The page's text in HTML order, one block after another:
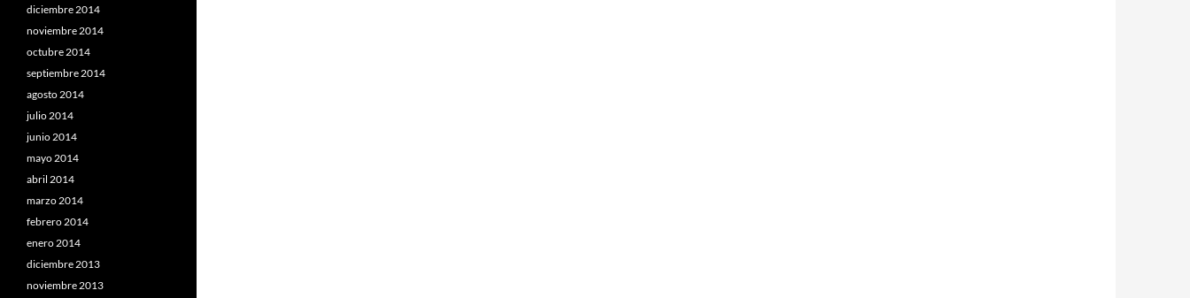
diciembre 2014
noviembre 2014
octubre 2014
septiembre 2014
agosto 2014
julio 2014
junio 2014
mayo 2014
abril 2014
marzo 2014
febrero 2014
enero 2014
diciembre 2013
noviembre 2013